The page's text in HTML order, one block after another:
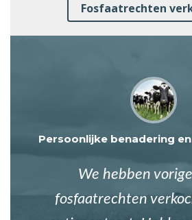
Fosfaatrechten
Persoonlijke benadering
We hebben
fosfaatrechten